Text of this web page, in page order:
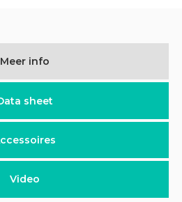
Meer info
sheet
Video